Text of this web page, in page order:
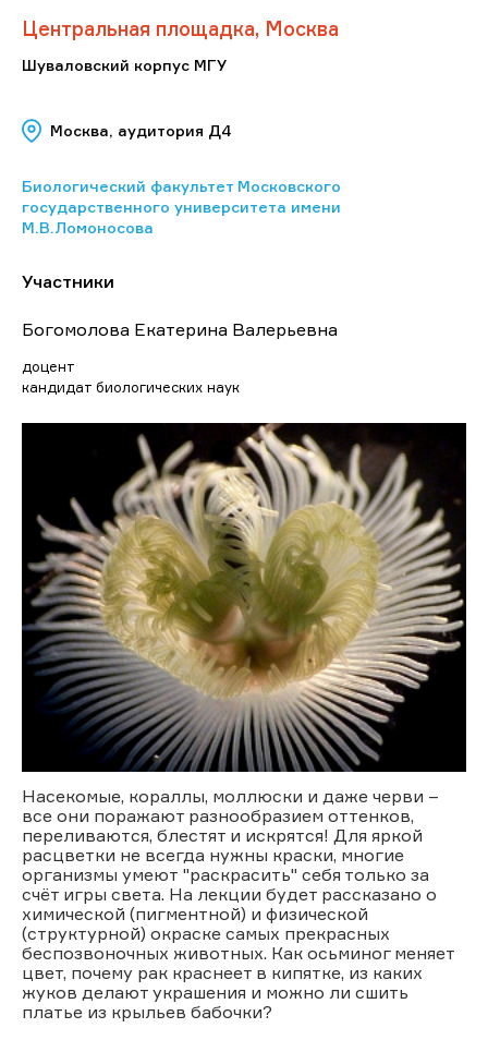
Центральная площадка, Москва
Шуваловский корпус МГУ
Москва, аудитория Д4
Биологический факультет Московского
государственного университета имени
М.В.Ломоносова
Участники
Богомолова Екатерина Валерьевна
доцент
кандидат биологических наук
Насекомые, кораллы, моллюски и даже черви –
все они поражают разнообразием оттенков,
переливаются, блестят и искрятся! Для яркой
расцветки не всегда нужны краски, многие
организмы умеют "раскрасить" себя только за
счёт игры света. На лекции будет рассказано о
химической (пигментной) и физической
(структурной) окраске самых прекрасных
беспозвоночных животных. Как осьминог меняет
цвет, почему рак краснеет в кипятке, из каких
жуков делают украшения и можно ли сшить
платье из крыльев бабочки?